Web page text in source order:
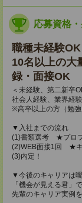
応募資格
職種未経験
10名以上の大
録・面接OK
＜未経験、第二新卒
社会人経験、業界経
※高卒以上の方（勉強
▼入社までの流れ
(1)書類選考 ★プロフ
(2)WEB面接1回 ★キ
(3)内定！
▼今後のキャリアは曖
「機会が見える君」
先輩のキャリア実例